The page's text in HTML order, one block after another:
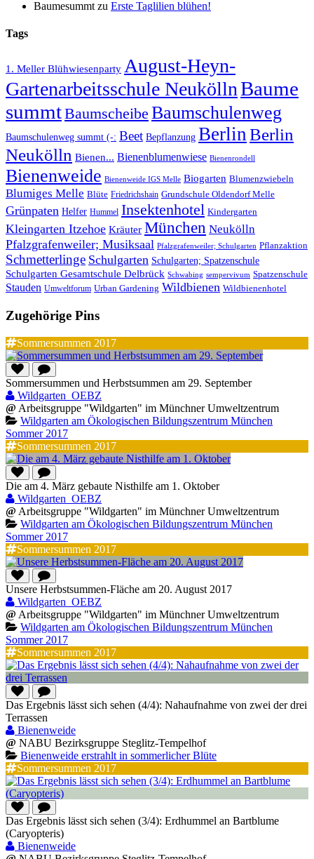
Baumesummt zu Erste Taglilien blühen!
Tags
1. Meller Blühwiesenparty August-Heyn-
Gartenarbeitsschule NeuköllnBaume
summtBaumscheibe Baumschulenweg
Baumschulenweg summt (-: Beet Bepflanzung BerlinBerlin
Neukölln Bienen... Bienenblumenwiese Bienenrondell
Bienenweide Bienenweide IGS Melle Biogarten Blumenzwiebeln
Blumiges Melle Blüte Friedrichshain Grundschule Oldendorf Melle
Grünpaten Helfer Hummel Insektenhotel Kindergarten
Kleingarten Itzehoe Kräuter München Neukölln
Pfalzgrafenweiler; Musiksaal Pfalzgrafenweiler; Schulgarten Pflanzaktion
Schmetterlinge Schulgarten Schulgarten; Spatzenschule
Schulgarten Gesamtschule Delbrück Schwabing sempervivum Spatzenschule
Stauden Umweltforum Urban Gardening Wildbienen Wildbienenhotel
Zugehörige Pins
Sommersummen 2017
Sommersummen und Herbstsummen am 29. September
Wildgarten_OEBZ
@ Arbeitsgruppe "Wildgarten" im Münchner Umweltzentrum
Wildgarten am Ökologischen Bildungszentrum München
Sommer 2017
Sommersummen 2017
Die am 4. März gebaute Nisthilfe am 1. Oktober
Wildgarten_OEBZ
@ Arbeitsgruppe "Wildgarten" im Münchner Umweltzentrum
Wildgarten am Ökologischen Bildungszentrum München
Sommer 2017
Sommersummen 2017
Unsere Herbstsummen-Fläche am 20. August 2017
Wildgarten_OEBZ
@ Arbeitsgruppe "Wildgarten" im Münchner Umweltzentrum
Wildgarten am Ökologischen Bildungszentrum München
Sommer 2017
Sommersummen 2017
Das Ergebnis lässt sich sehen (4/4): Nahaufnahme von zwei der drei
Terrassen
Bienenweide
@ NABU Bezirksgruppe Steglitz-Tempelhof
Bienenweide erstrahlt in sommerlicher Blüte
Sommersummen 2017
Das Ergebnis lässt sich sehen (3/4): Erdhummel an Bartblume
(Caryopteris)
Bienenweide